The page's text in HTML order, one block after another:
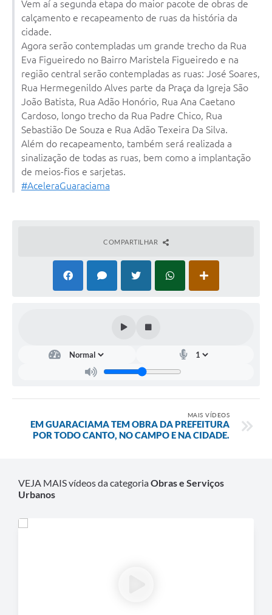
Projetos
Contas Públicas
Legislação
Editais
Serviços Online
Telefones Úteis
Vem aí a segunda etapa do maior pacote de obras de
calçamento e recapeamento de ruas da história da
cidade.
Agora serão contempladas um grande trecho da Rua
Eva Figueiredo no Bairro Maristela Figueiredo e na
região central serão contempladas as ruas: José Soares,
Rua Hermegenildo Alves parte da Praça da Igreja São
João Batista, Rua Adão Honório, Rua Ana Caetano
Cardoso, longo trecho da Rua Padre Chico, Rua
Sebastião De Souza e Rua Adão Texeira Da Silva.
Além do recapeamento, também será realizada a
sinalização de todas as ruas, bem como a implantação
de meios-fios e sarjetas.
#AceleraGuaraciama
COMPARTILHAR
MAIS VÍDEOS
EM GUARACIAMA TEM OBRA DA PREFEITURA
POR TODO CANTO, NO CAMPO E NA CIDADE.
VEJA MAIS vídeos da categoriaObras e Serviços
Urbanos